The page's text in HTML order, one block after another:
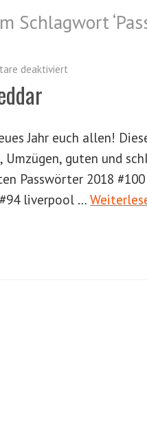
Schlagwort ‘
deaktiviert
Jahr euch allen!
guten und
Passwörter 2018
liverpool …